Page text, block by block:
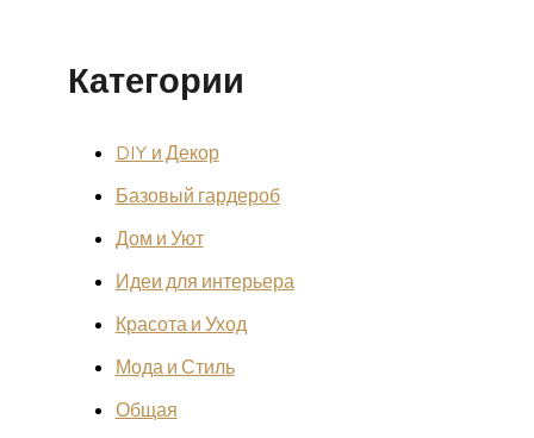
Категории
DIY и Декор
Базовый гардероб
Дом и Уют
Идеи для интерьера
Красота и Уход
Мода и Стиль
Общая